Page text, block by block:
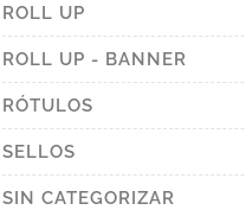
ROLL UP
ROLL UP - BANNER
RÓTULOS
SELLOS
SIN CATEGORIZAR